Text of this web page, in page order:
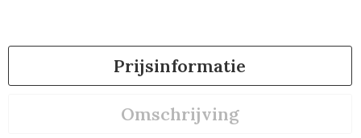
Prijsinformatie
Omschrijving